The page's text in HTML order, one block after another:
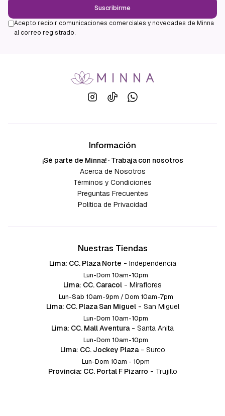
Suscribirme
Acepto recibir comunicaciones comerciales y novedades de Minna
al correo registrado.
Información
¡Sé parte de Minna! · Trabaja con nosotros
Acerca de Nosotros
Términos y Condiciones
Preguntas Frecuentes
Política de Privacidad
Nuestras Tiendas
Lima: CC. Plaza Norte - Independencia
Lun-Dom 10am-10pm
Lima: CC. Caracol - Miraflores
Lun-Sab 10am-9pm / Dom 10am-7pm
Lima: CC. Plaza San Miguel - San Miguel
Lun-Dom 10am-10pm
Lima: CC. Mall Aventura - Santa Anita
Lun-Dom 10am-10pm
Lima: CC. Jockey Plaza - Surco
Lun-Dom 10am - 10pm
Provincia: CC. Portal F Pizarro - Trujillo